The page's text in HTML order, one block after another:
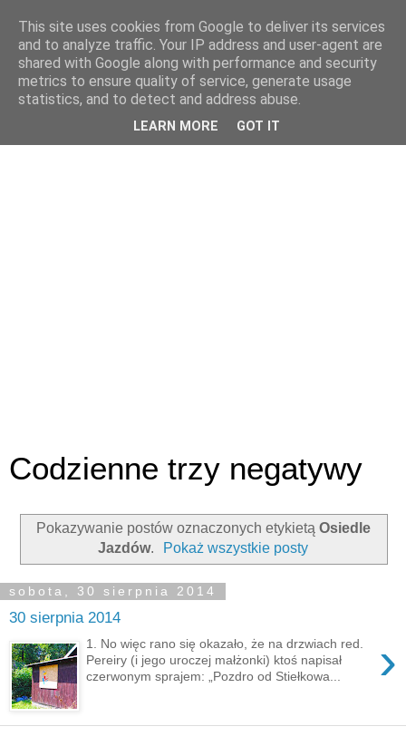
Codzienne trzy negatywy
Pokazywanie postów oznaczonych etykietą Osiedle
Jazdów. Pokaż wszystkie posty
sobota, 30 sierpnia 2014
30 sierpnia 2014
›
1. No więc rano się okazało, że na drzwiach red.
Pereiry (i jego uroczej małżonki) ktoś napisał
czerwonym sprajem: „Pozdro od Stiełkowa...
This site uses cookies from Google to deliver its services
and to analyze traffic. Your IP address and user-agent are
shared with Google along with performance and security
metrics to ensure quality of service, generate usage
statistics, and to detect and address abuse.
LEARN MORE GOT IT